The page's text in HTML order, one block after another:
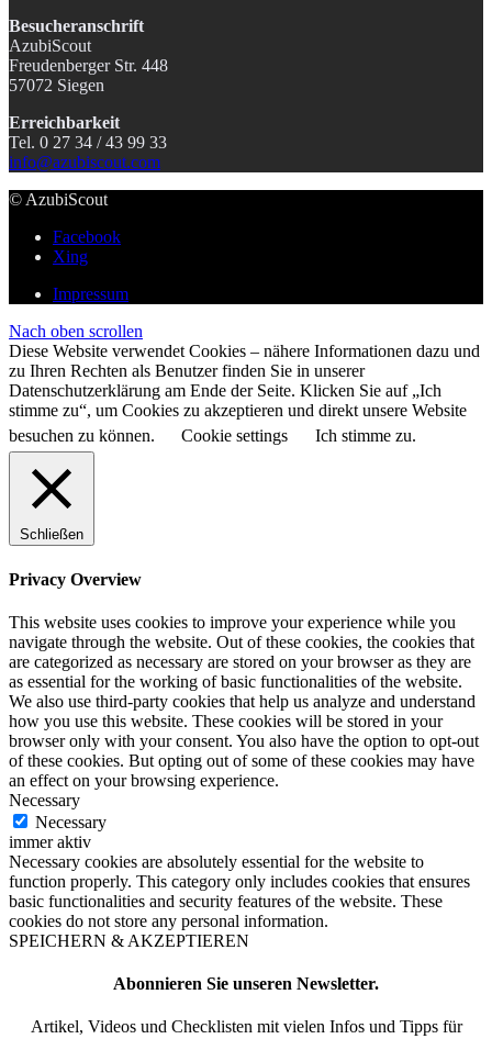
Besucheranschrift
AzubiScout
Freudenberger Str. 448
57072 Siegen
Erreichbarkeit
Tel. 0 27 34 / 43 99 33
info@azubiscout.com
© AzubiScout
Facebook
Xing
Impressum
Nach oben scrollen
Diese Website verwendet Cookies – nähere Informationen dazu und
zu Ihren Rechten als Benutzer finden Sie in unserer
Datenschutzerklärung am Ende der Seite. Klicken Sie auf „Ich
stimme zu“, um Cookies zu akzeptieren und direkt unsere Website
besuchen zu können.
Cookie settings Ich stimme zu.
Schließen
Privacy Overview
This website uses cookies to improve your experience while you
navigate through the website. Out of these cookies, the cookies that
are categorized as necessary are stored on your browser as they are
as essential for the working of basic functionalities of the website.
We also use third-party cookies that help us analyze and understand
how you use this website. These cookies will be stored in your
browser only with your consent. You also have the option to opt-out
of these cookies. But opting out of some of these cookies may have
an effect on your browsing experience.
Necessary
Necessary
immer aktiv
Necessary cookies are absolutely essential for the website to
function properly. This category only includes cookies that ensures
basic functionalities and security features of the website. These
cookies do not store any personal information.
SPEICHERN & AKZEPTIEREN
Abonnieren Sie unseren Newsletter.
Artikel, Videos und Checklisten mit vielen Infos und Tipps für